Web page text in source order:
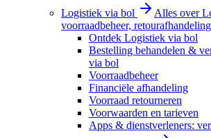
Logistiek via bol
Alles over
voorraadbeheer,
Ontdek Logistiek via bol
Bestelling behandelen &
via bol
Voorraadbeheer
Financiële afhandeling
Voorraad retourneren
Voorwaarden en tarieven
Apps & dienstverleners: